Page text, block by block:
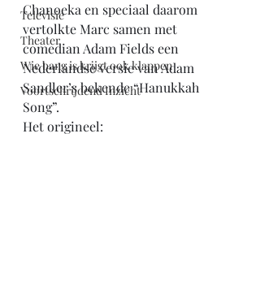
Televisie
Theater
Wie bang is krijgt ook klappen
Voortschrijdend Inzicht
Chanoeka en speciaal daarom
vertolkte Marc samen met
comedian Adam Fields een
Nederlandse versie van Adam
Sandler’s bekende “Hanukkah
Song”.
Het origineel: